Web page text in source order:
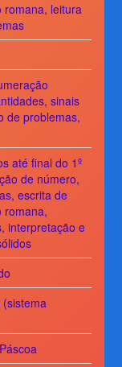
romana, leitura
sinais
de problemas,
até final do 1º
de número,
escrita de
romana,
interpretação e